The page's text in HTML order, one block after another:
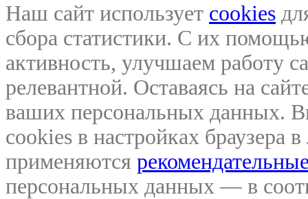
Наш сайт использует cookies
сбора статистики. С их
активность, улучшаем работу
релевантной. Оставаясь на
ваших персональных данных.
cookies в настройках браузера
применяются
персональных данных — в